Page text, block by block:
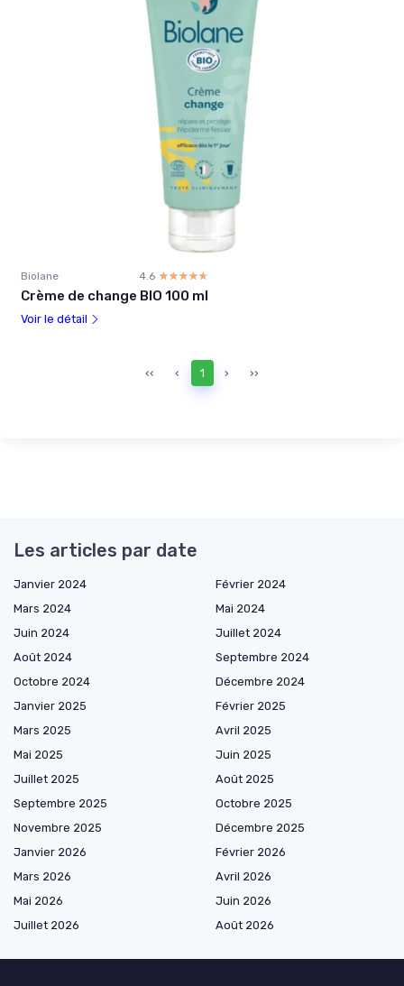
Biolane 4.6 ☆☆☆☆☆
★★★★★
Crème de change BIO 100 ml
Voir le détail
‹‹ ‹ 1 › ››
Les articles par date
Janvier 2024
Février 2024
Mars 2024
Mai 2024
Juin 2024
Juillet 2024
Août 2024
Septembre 2024
Octobre 2024
Décembre 2024
Janvier 2025
Février 2025
Mars 2025
Avril 2025
Mai 2025
Juin 2025
Juillet 2025
Août 2025
Septembre 2025
Octobre 2025
Novembre 2025
Décembre 2025
Janvier 2026
Février 2026
Mars 2026
Avril 2026
Mai 2026
Juin 2026
Juillet 2026
Août 2026